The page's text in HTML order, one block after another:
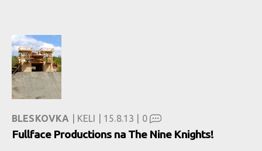
BLESKOVKA | KELI | 15.8.13 | 0
Fullface Productions na The Nine Knights!